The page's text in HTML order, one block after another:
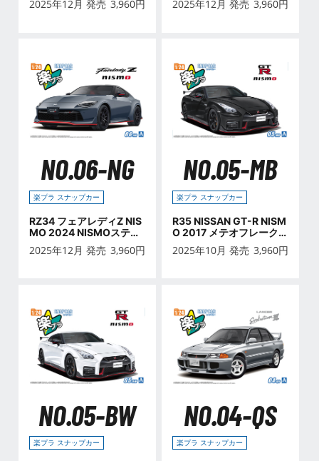
2025年12月 発売 3,960円 2025年12月 発売 3,960円
NO.06-NG
楽プラ スナップカー
RZ34 フェアレディZ NIS
MO 2024 NISMOステル
スグレー
2025年12月 発売 3,960円
NO.05-MB
楽プラ スナップカー
R35 NISSAN GT-R NISM
O 2017 メテオフレーク
ブラックパール
2025年10月 発売 3,960円
NO.05-BW
楽プラ スナップカー
NO.04-QS
楽プラ スナップカー